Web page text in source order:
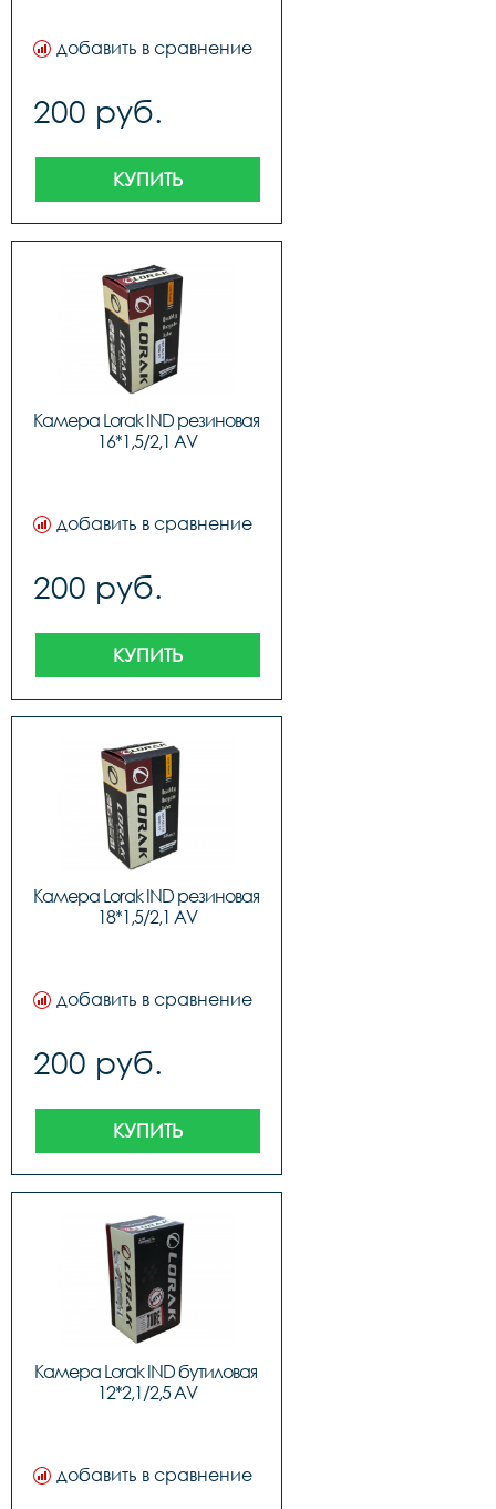
добавить в сравнение
200 руб.
КУПИТЬ
Камера Lorak IND резиновая
16*1,5/2,1 AV
добавить в сравнение
200 руб.
КУПИТЬ
Камера Lorak IND резиновая
18*1,5/2,1 AV
добавить в сравнение
200 руб.
КУПИТЬ
Камера Lorak IND бутиловая
12*2,1/2,5 AV
добавить в сравнение